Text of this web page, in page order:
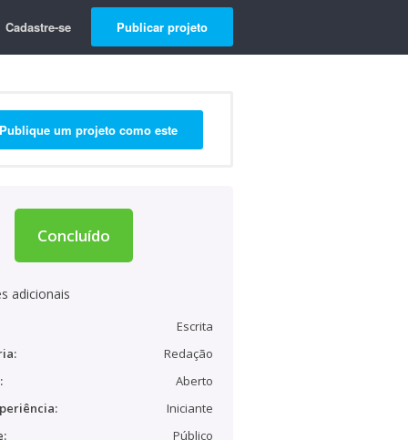
Cadastre-se Publicar projeto
Publique um projeto como este
Concluído
adicionais
Escrita
Redação
Aberto
Iniciante
Público